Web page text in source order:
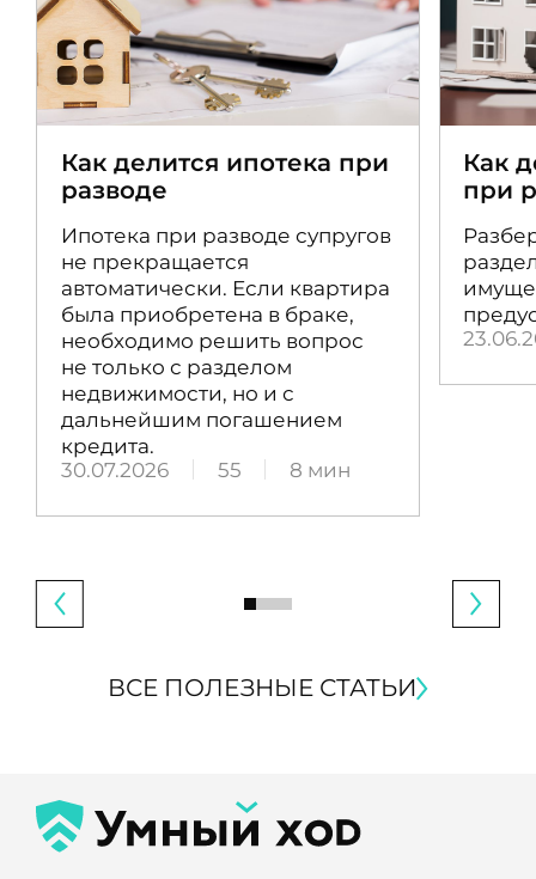
Как делится ипотека при
разводе
Ипотека при разводе супругов
не прекращается
автоматически. Если квартира
была приобретена в браке,
необходимо решить вопрос
не только с разделом
недвижимости, но и с
дальнейшим погашением
кредита.
30.07.2026
55 8 мин
Как
при
ВСЕ ПОЛЕЗНЫЕ СТАТЬИ